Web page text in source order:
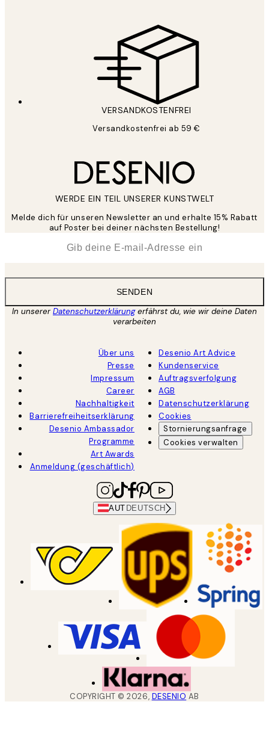
VERSANDKOSTENFREI
Versandkostenfrei ab 59 €
WERDE EIN TEIL UNSERER KUNSTWELT
Melde dich für unseren Newsletter an und erhalte 15% Rabatt
auf Poster bei deiner nächsten Bestellung!
SENDEN
In unsererDatenschutzerklärungerfährst du, wie wir deine Daten
verarbeiten
Über uns
Presse
Impressum
Career
Nachhaltigkeit
Barrierefreiheitserklärung
Desenio Ambassador
Programme
Art Awards
Anmeldung (geschäftlich)
Desenio Art Advice
Kundenservice
Auftragsverfolgung
AGB
Datenschutzerklärung
Cookies
Stornierungsanfrage
Cookies verwalten
AUT DEUTSCH
COPYRIGHT ©2026, DESENIO AB